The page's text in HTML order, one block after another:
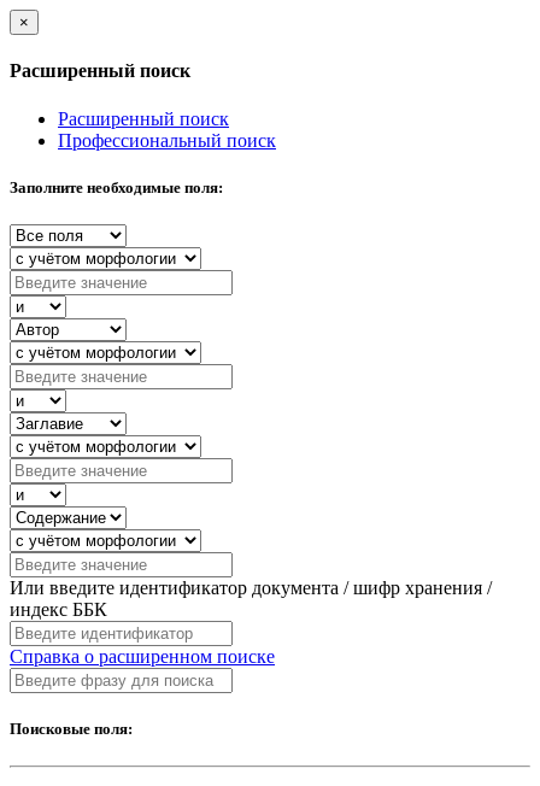
×
Расширенный поиск
Расширенный поиск
Профессиональный поиск
Заполните необходимые поля:
Или введите идентификатор документа / шифр хранения /
индекс ББК
Справка о расширенном поиске
Поисковые поля: